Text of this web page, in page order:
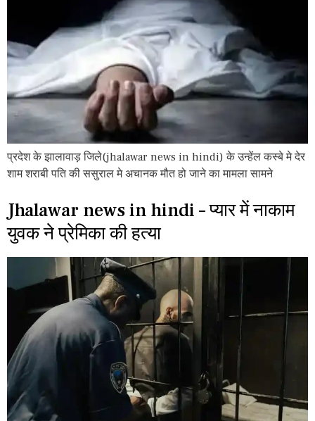
प्रदेश के झालावाड़ जिले(jhalawar news in hindi) के उन्हेंल कस्बे मे देर
शाम शराबी पति की ससुराल मे अचानक मौत हो जाने का मामला सामने
Jhalawar news in hindi – प्यार में नाकाम
युवक ने प्रेमिका की हत्या